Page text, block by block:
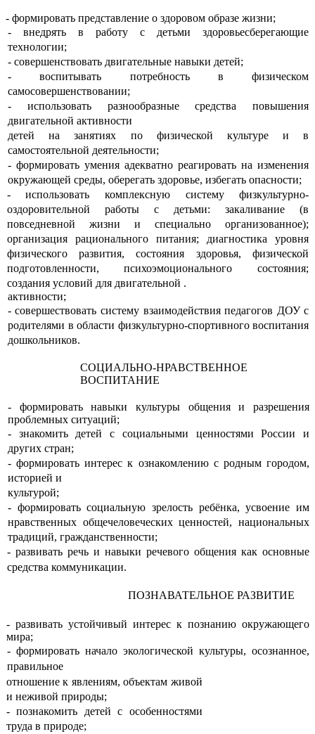
- формировать представление о здоровом образе жизни;
- внедрять в работу с детьми здоровьесберегающие
технологии;
- совершенствовать двигательные навыки детей;
- воспитывать потребность в физическом
самосовершенствовании;
- использовать разнообразные средства повышения
двигательной активности
детей на занятиях по физической культуре и в
самостоятельной деятельности;
- формировать умения адекватно реагировать на изменения
окружающей среды, оберегать здоровье, избегать опасности;
- использовать комплексную систему физкультурно-
оздоровительной работы с детьми: закаливание (в
повседневной жизни и специально организованное);
организация рационального питания; диагностика уровня
физического развития, состояния здоровья, физической
подготовленности, психоэмоционального состояния;
создания условий для двигательной .
активности;
- совершествовать систему взаимодействия педагогов ДОУ с
родителями в области физкультурно-спортивного воспитания
дошкольников.
СОЦИАЛЬНО-НРАВСТВЕННОЕ
ВОСПИТАНИЕ
- формировать навыки культуры общения и разрешения
проблемных ситуаций;
- знакомить детей с социальными ценностями России и
других стран;
- формировать интерес к ознакомлению с родным городом,
историей и
культурой;
- формировать социальную зрелость ребёнка, усвоение им
нравственных общечеловеческих ценностей, национальных
традиций, гражданственности;
- развивать речь и навыки речевого общения как основные
средства коммуникации.
ПОЗНАВАТЕЛЬНОЕ РАЗВИТИЕ
- развивать устойчивый интерес к познанию окружающего
мира;
- формировать начало экологической культуры, осознанное,
правильное
отношение к явлениям, объектам живой
и неживой природы;
- познакомить детей с особенностями
труда в природе;